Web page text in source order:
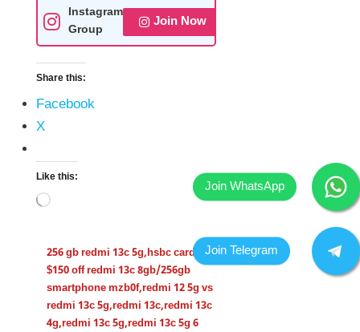
Instagram
Group
Join Now
Share this:
Facebook
X
Like this:
256 gb redmi 13c 5g,hsbc card
$150 off redmi 13c 8gb/256gb
smartphone mzb0f,redmi 12 5g vs
redmi 13c 5g,redmi 13c,redmi 13c
4g,redmi 13c 5g,redmi 13c 5g 6